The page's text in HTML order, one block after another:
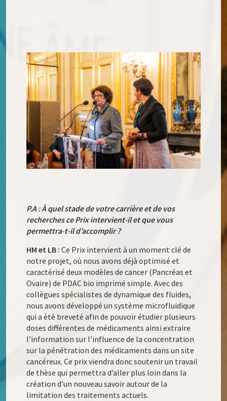
P.A : À quel stade de votre carrière et de vos
recherches ce Prix intervient-il et que vous
permettra-t-il d’accomplir ?
HM et LB :Ce Prix intervient à un moment clé de
notre projet, où nous avons déjà optimisé et
caractérisé deux modèles de cancer (Pancréas et
Ovaire) de PDAC bio imprimé simple. Avec des
collègues spécialistes de dynamique des fluides,
nous avons développé un système microfluidique
qui a été breveté afin de pouvoir étudier plusieurs
doses différentes de médicaments ainsi extraire
l’information sur l’influence de la concentration
sur la pénétration des médicaments dans un site
cancéreux. Ce prix viendra donc soutenir un travail
de thèse qui permettra d’aller plus loin dans la
création d’un nouveau savoir autour de la
limitation des traitements actuels.